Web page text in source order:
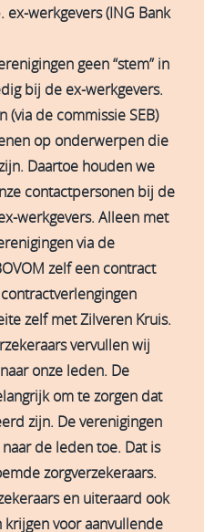
werkgevers (ING Bank
geen “stem” in
bij de ex-werkgevers.
(via de commissie SEB)
op onderwerpen die
Daartoe houden we
contactpersonen bij de
werkgevers. Alleen met
via de
zelf een contract
zelf met Zilveren Kruis.
vervullen wij
onze leden. De
om te zorgen dat
zijn. De verenigingen
de leden toe. Dat is
zorgverzekeraars.
en uiteraard ook
voor aanvullende